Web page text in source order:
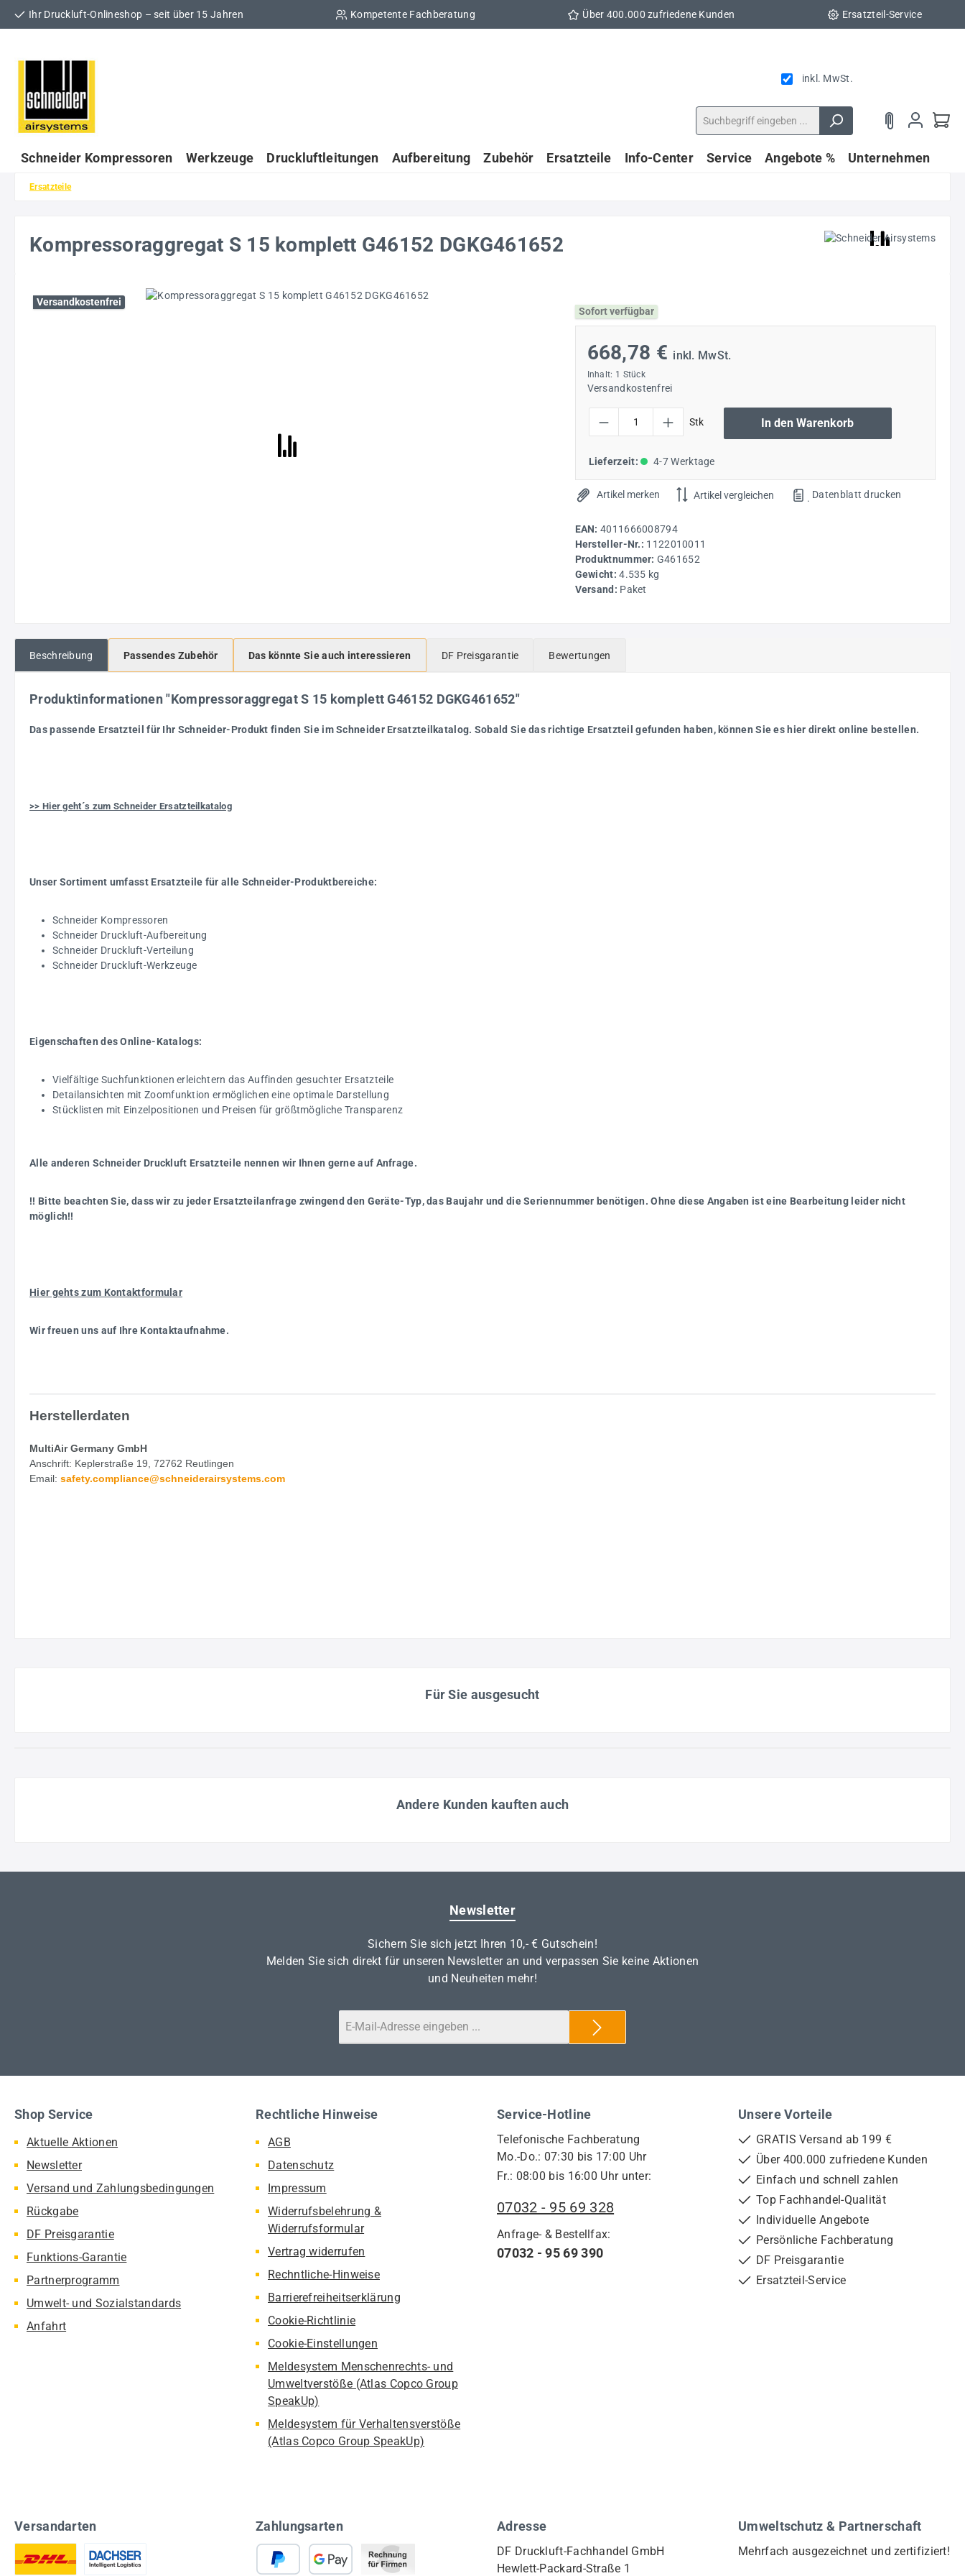
Hauptinhalt springen
Zur Suche springen
Zur Hauptnavigation springen
Ihr Druckluft-Onlineshop – seit über 15 Jahren Kompetente Fachberatung Über 400.000 zufriedene Kunden Ersatzteil-Service
inkl. MwSt.
Schneider Kompressoren Werkzeuge Druckluftleitungen Aufbereitung Zubehör Ersatzteile Info-Center Service Angebote % Unternehmen
Ersatzteile
Kompressoraggregat S 15 komplett G46152 DGKG461652
Bildergalerie überspringen
Versandkostenfrei
Sofort verfügbar
668,78 € inkl. MwSt.
Inhalt: 1 Stück
Versandkostenfrei
Stk In den Warenkorb
Lieferzeit: 4-7 Werktage
Artikel merken Artikel vergleichen . Datenblatt drucken
EAN: 4011666008794
Hersteller-Nr.: 1122010011
Produktnummer: G461652
Gewicht:4.535 kg
Versand: Paket
Beschreibung Passendes Zubehör Das könnte Sie auch interessieren DF Preisgarantie Bewertungen
Produktinformationen "Kompressoraggregat S 15 komplett G46152 DGKG461652"
Das passende Ersatzteil für Ihr Schneider-Produkt finden Sie im Schneider Ersatzteilkatalog. Sobald Sie das richtige Ersatzteil gefunden haben, können Sie es hier direkt online bestellen.
>> Hier geht´s zum Schneider Ersatzteilkatalog
Unser Sortiment umfasst Ersatzteile für alle Schneider-Produktbereiche:
Schneider Kompressoren
Schneider Druckluft-Aufbereitung
Schneider Druckluft-Verteilung
Schneider Druckluft-Werkzeuge
Eigenschaften des Online-Katalogs:
Vielfältige Suchfunktionen erleichtern das Auffinden gesuchter Ersatzteile
Detailansichten mit Zoomfunktion ermöglichen eine optimale Darstellung
Stücklisten mit Einzelpositionen und Preisen für größtmögliche Transparenz
Alle anderen Schneider Druckluft Ersatzteile nennen wir Ihnen gerne auf Anfrage.
!! Bitte beachten Sie, dass wir zu jeder Ersatzteilanfrage zwingend den Geräte-Typ, das Baujahr und die Seriennummer benötigen. Ohne diese Angaben ist eine Bearbeitung leider nicht
möglich!!
Hier gehts zum Kontaktformular
Wir freuen uns auf Ihre Kontaktaufnahme.
Herstellerdaten
MultiAir Germany GmbH
Anschrift: Keplerstraße 19, 72762 Reutlingen
Email: safety.compliance@schneiderairsystems.com
Für Sie ausgesucht
Andere Kunden kauften auch
Newsletter
Sichern Sie sich jetzt Ihren 10,- € Gutschein!
Melden Sie sich direkt für unseren Newsletter an und verpassen Sie keine Aktionen
und Neuheiten mehr!
Service-Hotline
Telefonische Fachberatung
Mo.-Do.: 07:30 bis 17:00 Uhr
Fr.: 08:00 bis 16:00 Uhr unter:
07032 - 95 69 328
Anfrage- & Bestellfax:
07032 - 95 69 390
Shop Service
Aktuelle Aktionen
Newsletter
Versand und Zahlungsbedingungen
Rückgabe
DF Preisgarantie
Funktions-Garantie
Partnerprogramm
Umwelt- und Sozialstandards
Anfahrt
Rechtliche Hinweise
AGB
Datenschutz
Impressum
Widerrufsbelehrung &
Widerrufsformular
Vertrag widerrufen
Rechntliche-Hinweise
Barrierefreiheitserklärung
Cookie-Richtlinie
Cookie-Einstellungen
Meldesystem Menschenrechts- und
Umweltverstöße (Atlas Copco Group
SpeakUp)
Meldesystem für Verhaltensverstöße
(Atlas Copco Group SpeakUp)
Unsere Vorteile
GRATIS Versand ab 199 €
Über 400.000 zufriedene Kunden
Einfach und schnell zahlen
Top Fachhandel-Qualität
Individuelle Angebote
Persönliche Fachberatung
DF Preisgarantie
Ersatzteil-Service
Versandarten Zahlungsarten Adresse
DF Druckluft-Fachhandel GmbH
Hewlett-Packard-Straße 1
Umweltschutz & Partnerschaft
Mehrfach ausgezeichnet und zertifiziert!